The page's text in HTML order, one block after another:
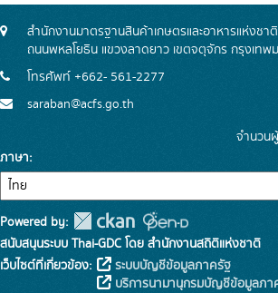
สำนักงานมาตรฐานสินค้าเกษตรและอาหารแห่งชา
ถนนพหลโยธิน แขวงลาดยาว เขตจตุจักร กรุงเท
โทรศัพท์ +662- 561-2277
saraban@acfs.go.th
จำนวน
ภาษา
Powered by:
สนับสนุนระบบ Thai-GDC โดย สำนักงานสถิติแห่งชาติ
เว็บไซต์ที่เกี่ยวข้อง:
ระบบบัญชีข้อมูลภาครัฐ
บริการนามานุกรมบัญชีข้อมูลภา